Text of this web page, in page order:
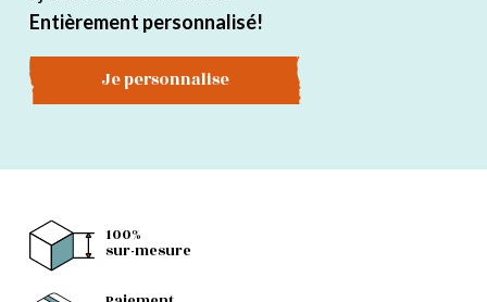
Entièrement personnalisé!
Je personnalise
100%
sur-mesure